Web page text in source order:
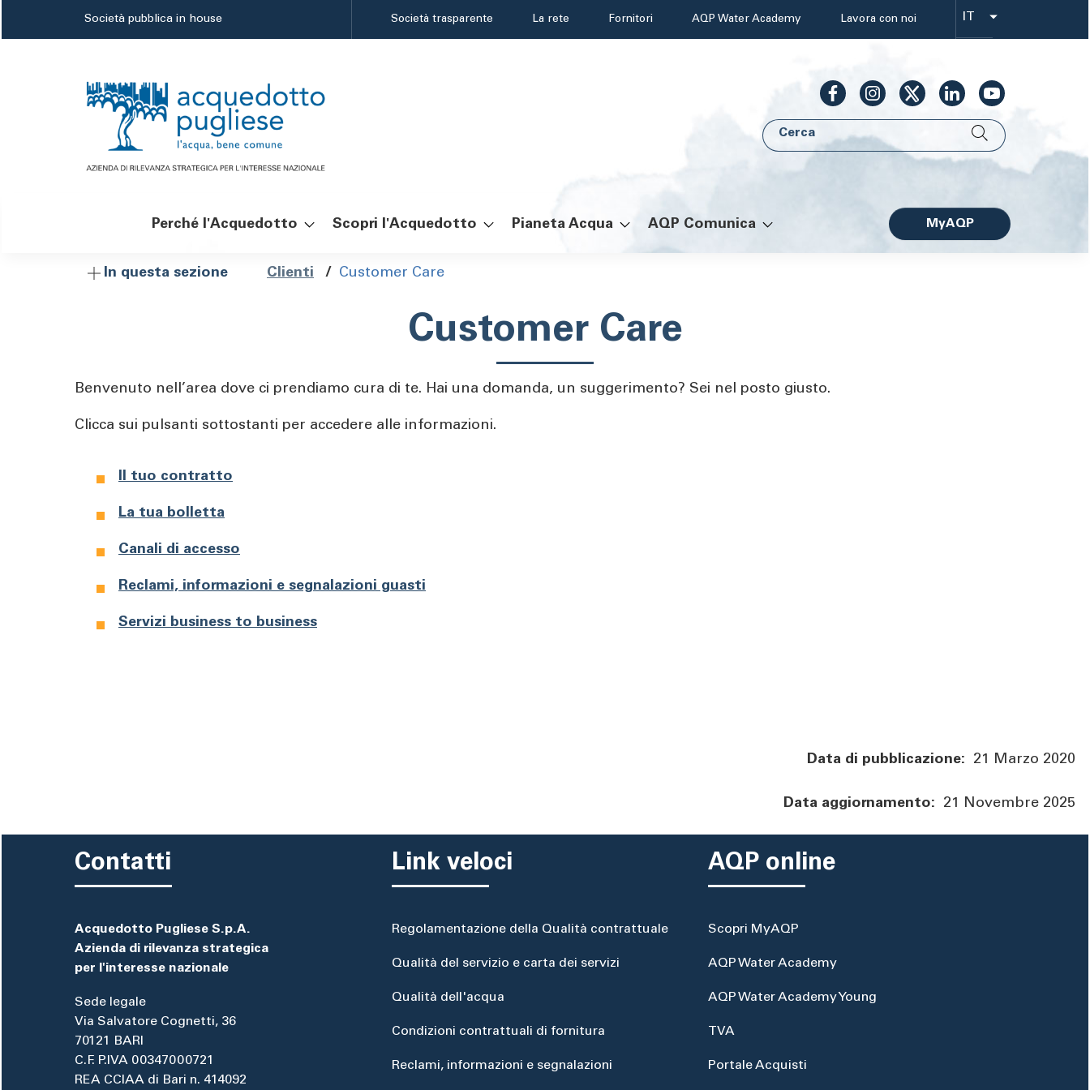
Società pubblica in house
Header
Società trasparente La rete Fornitori AQP Water Academy Lavora con noi
language
Cerca
Navigazione
Perché l'Acquedotto Scopri l'Acquedotto Pianeta Acqua AQP Comunica
AQPMyAQP
In questa sezione
Briciole
Clienti / Customer Care
Customer Care
Benvenuto nell’area dove ci prendiamo cura di te. Hai una domanda, un suggerimento? Sei nel posto giusto.
Clicca sui pulsanti sottostanti per accedere alle informazioni.
Il tuo contratto
La tua bolletta
Canali di accesso
Reclami, informazioni e segnalazioni guasti
Servizi business to business
Data di pubblicazione: 21 Marzo 2020
Data aggiornamento: 21 Novembre 2025
Contatti
Acquedotto Pugliese S.p.A.
Azienda di rilevanza strategica
per l'interesse nazionale
Sede legale
Via Salvatore Cognetti, 36
70121 BARI
C.F. P.IVA 00347000721
REA CCIAA di Bari n. 414092
Link veloci
Regolamentazione della Qualità contrattuale
Qualità del servizio e carta dei servizi
Qualità dell'acqua
Condizioni contrattuali di fornitura
Reclami, informazioni e segnalazioni
AQP online
Scopri MyAQP
AQP Water Academy
AQP Water Academy Young
TVA
Portale Acquisti